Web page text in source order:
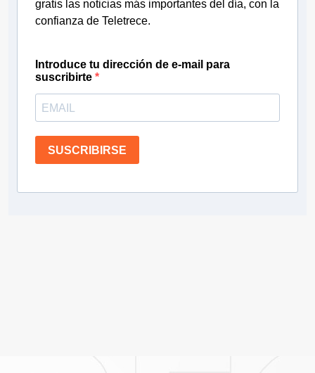
gratis las noticias más importantes del día, con la
confianza de Teletrece.
Introduce tu dirección de e-mail para
suscribirte
SUSCRIBIRSE